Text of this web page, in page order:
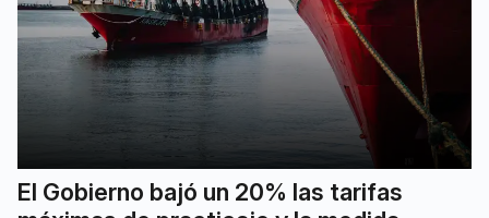
El Gobierno bajó un 20% las tarifas